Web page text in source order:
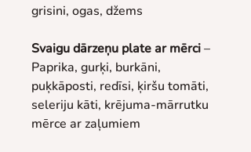
grisini, ogas, džems
Svaigu dārzeņu plate ar mērci –
Paprika, gurķi, burkāni,
puķkāposti, redīsi, ķiršu tomāti,
seleriju kāti, krējuma-mārrutku
mērce ar zaļumiem